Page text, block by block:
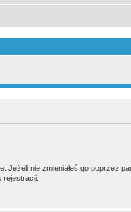
Jeżeli nie zmieniałeś go poprzez
rejestracji.